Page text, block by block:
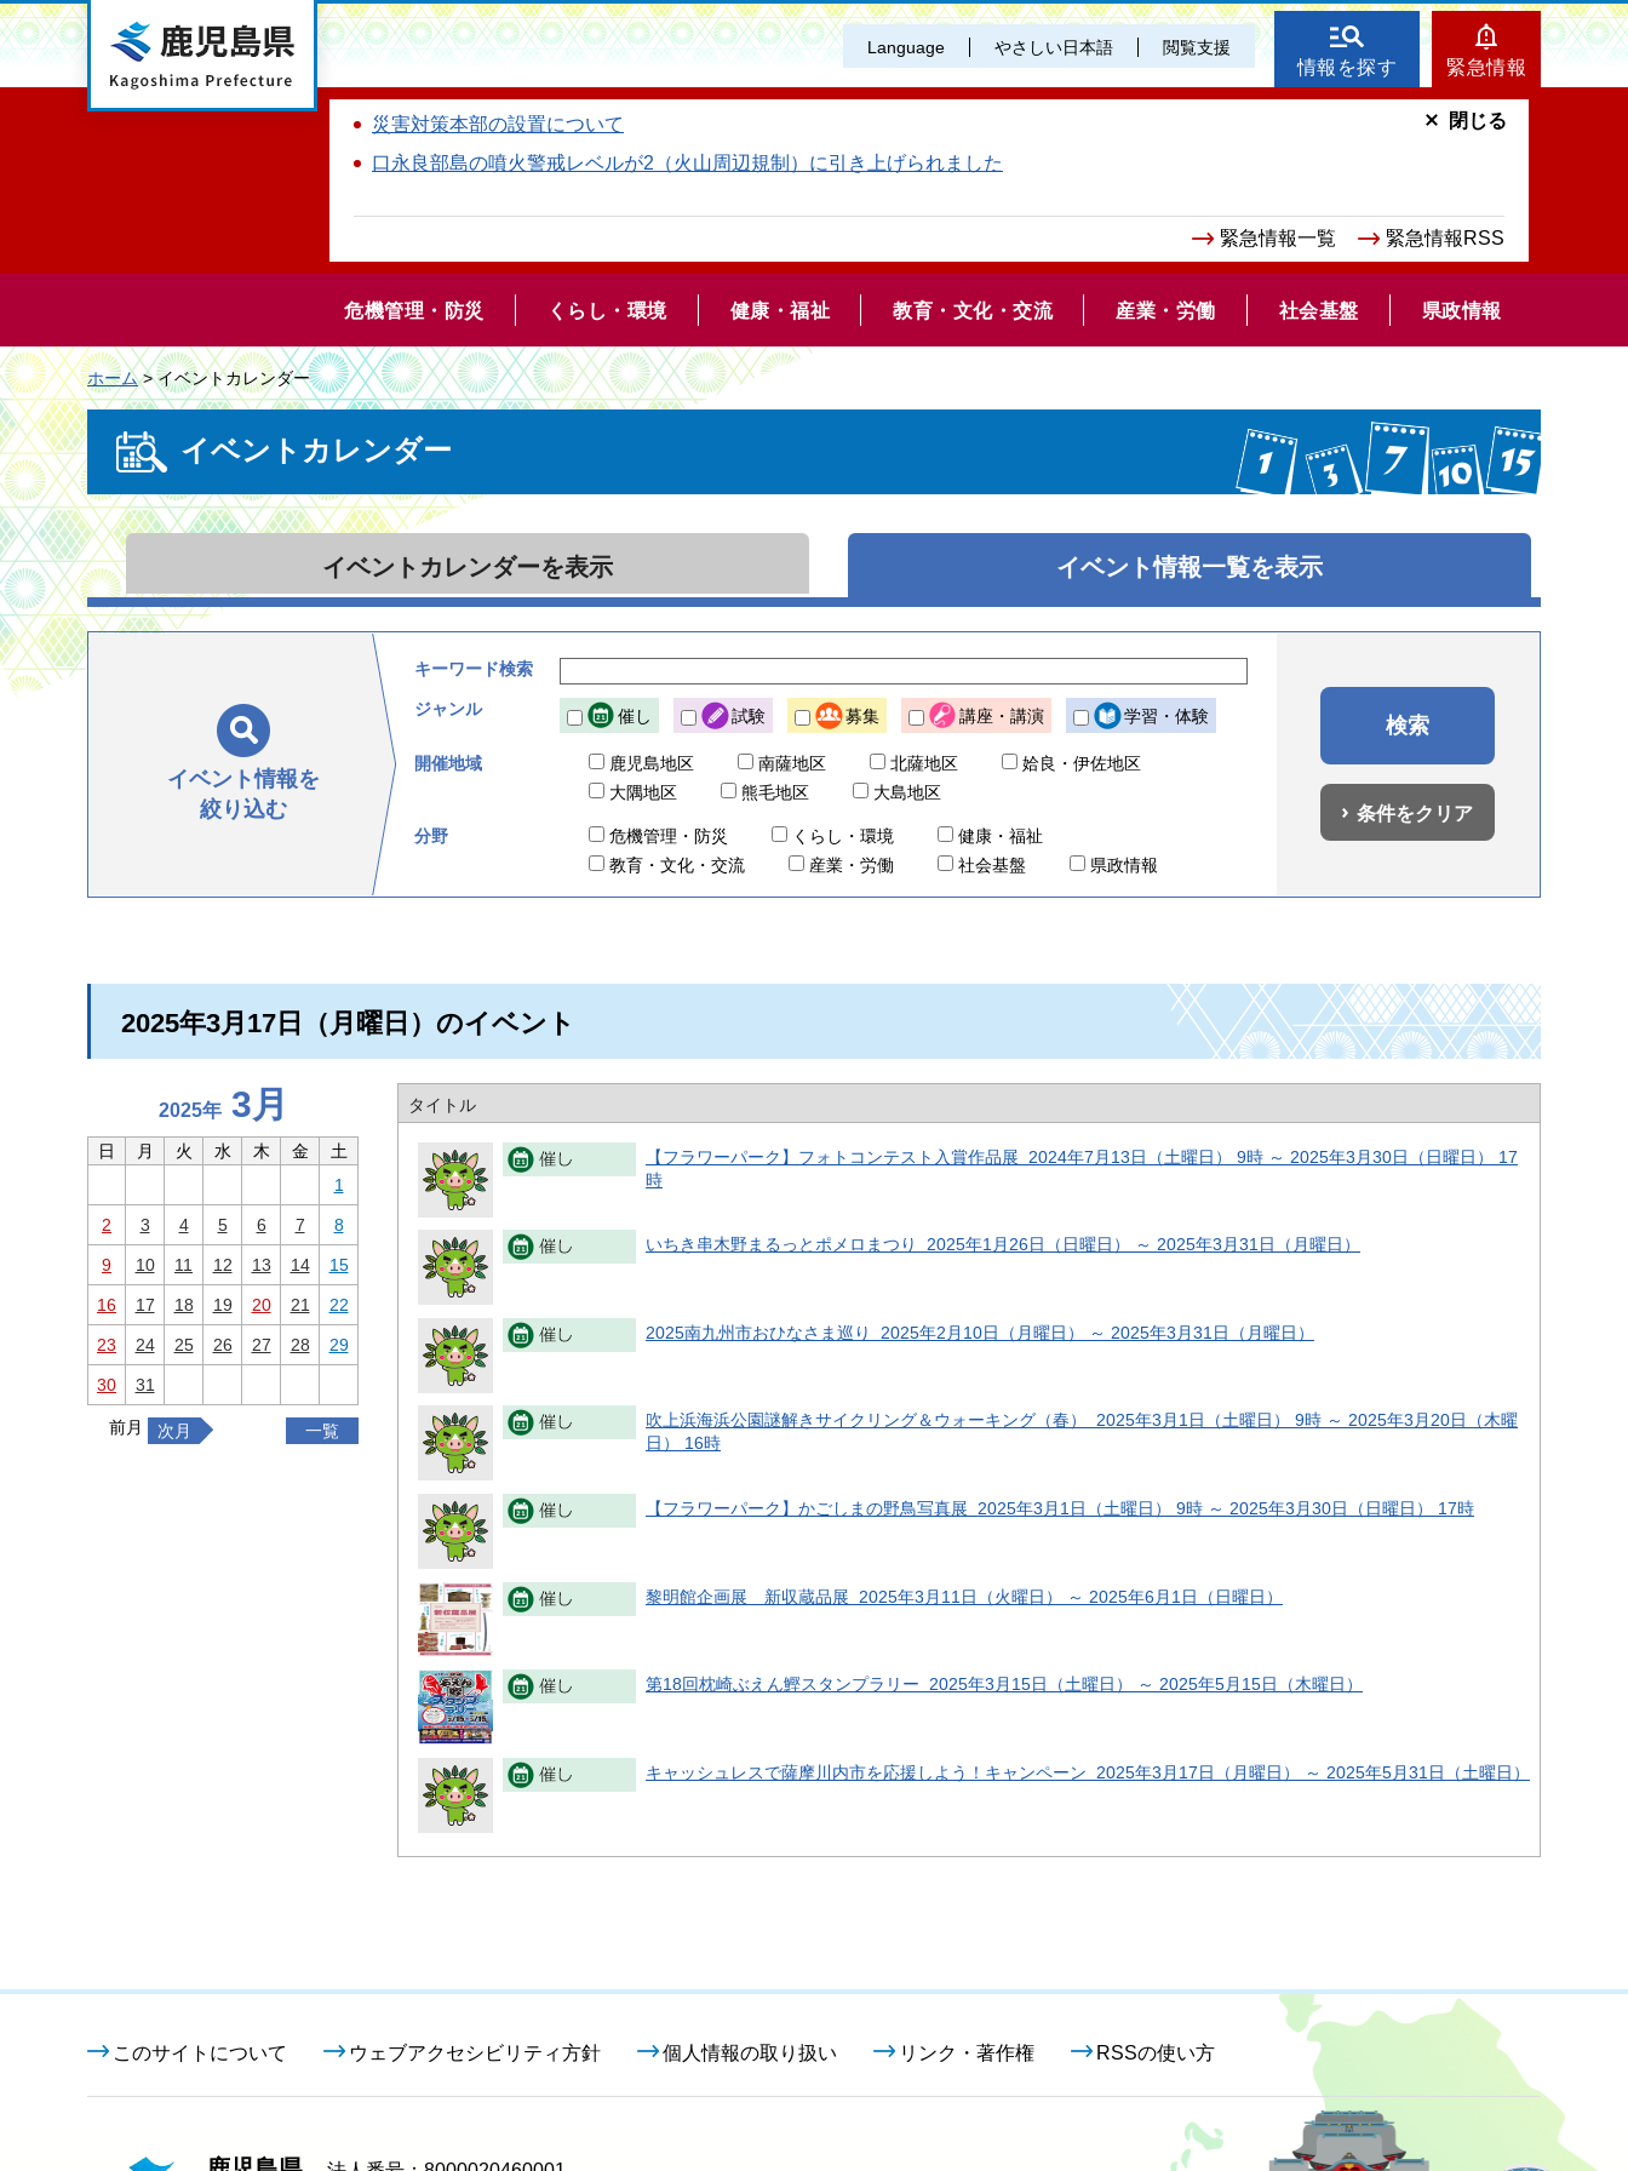
鹿児島県 Language やさしい日本語 閲覧支援
情報を探す 緊急情報
災害対策本部の設置について
口永良部島の噴火警戒レベルが2（火山周辺規制）に引き上げられました
緊急情報一覧 緊急情報RSS
閉じる
危機管理・防災 くらし・環境 健康・福祉 教育・文化・交流 産業・労働 社会基盤 県政情報
ホーム> イベントカレンダー
イベントカレンダー
イベント カレンダーを表示 イベント情報一覧を表示
イベント情報を
絞り込む
キーワード検索
ジャンル 催し 試験 募集 講座・講演 学習・体験
開催地域 鹿児島地区 南薩地区 北薩地区
姶良・伊佐地区
大隅地区
熊毛地区 大島地区
分野 危機管理・防災 くらし・環境
健康・福祉
教育・文化・交流
産業・労働 社会基盤 県政情報
条件をクリア
2025年3月17日（月曜日）のイベント
2025年 3月
日 月 火 水 木 金
土
1
2 3 4 5 6 7 8
9 10 11 12 13 14 15
16 17 18 19 20 21 22
23 24 25 26 27 28 29
30 31
前月 一覧
次月
タイトル
【フラワーパーク】フォトコンテスト入賞作品展 2024年7月13日（土曜日） 9時 ～ 2025年3月30日（日曜日） 17
時
いちき串木野まるっとポメロまつり 2025年1月26日（日曜日） ～ 2025年3月31日（月曜日）
2025南九州市おひなさま巡り 2025年2月10日（月曜日） ～ 2025年3月31日（月曜日）
吹上浜海浜公園謎解きサイクリング＆ウォーキング（春） 2025年3月1日（土曜日） 9時 ～ 2025年3月20日（木曜
日） 16時
【フラワーパーク】かごしまの野鳥写真展 2025年3月1日（土曜日） 9時 ～ 2025年3月30日（日曜日） 17時
黎明館企画展 新収蔵品展 2025年3月11日（火曜日） ～ 2025年6月1日（日曜日）
第18回枕崎ぶえん鰹スタンプラリー 2025年3月15日（土曜日） ～ 2025年5月15日（木曜日）
キャッシュレスで薩摩川内市を応援しよう！キャンペーン 2025年3月17日（月曜日） ～ 2025年5月31日（土曜日）
このサイトについて ウェブアクセシビリティ方針 個人情報の取り扱い リンク・著作権 RSSの使い方